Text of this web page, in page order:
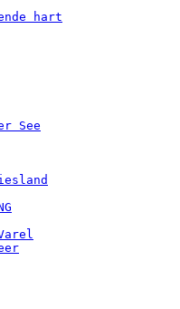
hart
See